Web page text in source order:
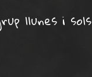
llunes i sols